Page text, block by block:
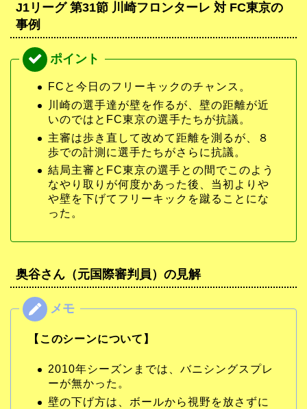
J1リーグ 第31節 川崎フロンターレ 対 FC東京の
事例
FCと今日のフリーキックのチャンス。
川崎の選手達が壁を作るが、壁の距離が近
いのではとFC東京の選手たちが抗議。
主審は歩き直して改めて距離を測るが、８
歩での計測に選手たちがさらに抗議。
結局主審とFC東京の選手との間でこのよう
なやり取りが何度かあった後、当初よりや
や壁を下げてフリーキックを蹴ることにな
った。
奥谷さん（元国際審判員）の見解
【このシーンについて】
2010年シーズンまでは、バニシングスプレ
ーが無かった。
壁の下げ方は、ボールから視野を放さずに